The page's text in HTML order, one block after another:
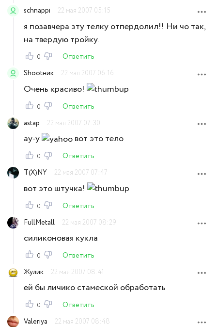
schnappi
22 мая 2007 05:15
я позавчера эту телку отпердолил!! Ни чо так,
на твердую тройку.
0
Ответить
Shootник
22 мая 2007 06:16
Очень красиво!
0
Ответить
astap
22 мая 2007 07:30
ау-у вот это тело
0
Ответить
T(X)NY
22 мая 2007 07:47
вот это штучка!
0
Ответить
FullMetall
22 мая 2007 08:29
силиконовая кукла
0
Ответить
Жулик
22 мая 2007 08:41
ей бы личико стамеской обработать
0
Ответить
Valeriya
22 мая 2007 08:48